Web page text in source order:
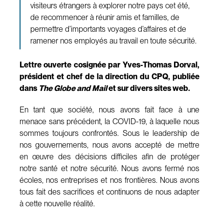
visiteurs étrangers à explorer notre pays cet été,
de recommencer à réunir amis et familles, de
permettre d’importants voyages d’affaires et de
ramener nos employés au travail en toute sécurité.
Lettre ouverte cosignée par Yves-Thomas Dorval,
président et chef de la direction du CPQ, publiée
dans The Globe and Mailet sur divers sites web.
En tant que société, nous avons fait face à une
menace sans précédent, la COVID-19, à laquelle nous
sommes toujours confrontés. Sous le leadership de
nos gouvernements, nous avons accepté de mettre
en œuvre des décisions difficiles afin de protéger
notre santé et notre sécurité. Nous avons fermé nos
écoles, nos entreprises et nos frontières. Nous avons
tous fait des sacrifices et continuons de nous adapter
à cette nouvelle réalité.